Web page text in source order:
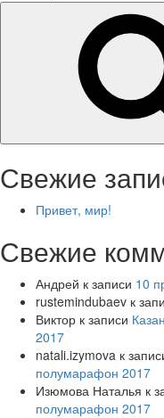
Свежие
Привет, мир!
Свежие
Андрей к записи 10
rustemindubaev к
Виктор к записи
2017
natali.izymova к
полумарафон 2017
Изюмова Наталья к
полумарафон 2017